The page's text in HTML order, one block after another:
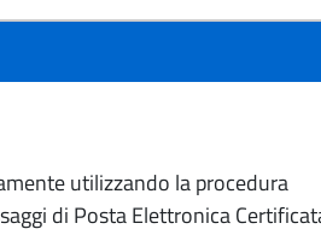
utilizzando la procedura
di Posta Elettronica